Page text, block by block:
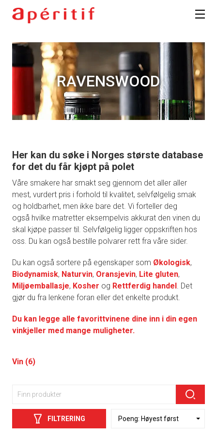
RAVENSWOOD
Her kan du søke i Norges største database
for det du får kjøpt på polet
Våre smakere har smakt seg gjennom det aller aller
mest, vurdert pris i forhold til kvalitet, selvfølgelig smak
og holdbarhet, men ikke bare det. Vi forteller deg
også hvilke matretter eksempelvis akkurat den vinen du
skal kjøpe passer til. Selvfølgelig ligger oppskriften hos
oss. Du kan også bestille polvarer rett fra våre sider.
Du kan også sortere på egenskaper som Økologisk,
Biodynamisk, Naturvin, Oransjevin, Lite gluten,
Miljøemballasje, Kosher og Rettferdig handel. Det
gjør du fra lenkene foran eller det enkelte produkt.
Du kan legge alle favorittvinene dine inn i din egen
vinkjeller med mange muligheter.
Vin (6)
FILTRERING